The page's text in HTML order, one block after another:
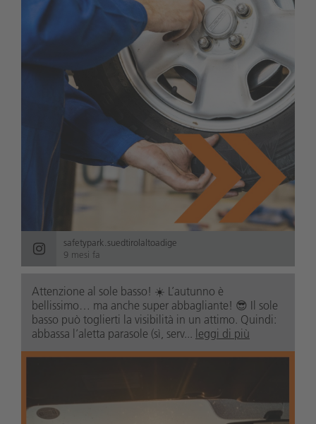
safetypark.suedtirolaltoadige
9 mesi fa
Attenzione al sole basso! ☀️ L’autunno è
bellissimo… ma anche super abbagliante! 😎 Il sole
basso può toglierti la visibilità in un attimo. Quindi:
abbassa l’aletta parasole (sì, serv... leggi di più